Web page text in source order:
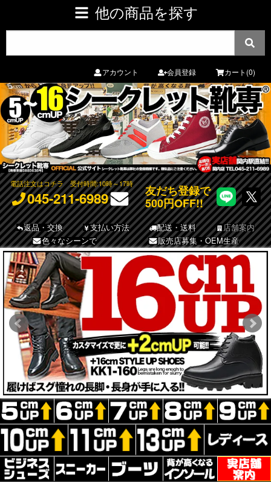
アカウント 会員登録 カート(0)
電話注文はコチラ受付時間:10時～17時
045-211-6989
友だち登録で
500円OFF!!
返品・交換 支払い方法 配送・送料
店舗案内
色々なシーンで
販売店募集・OEM生産
他の商品を探す